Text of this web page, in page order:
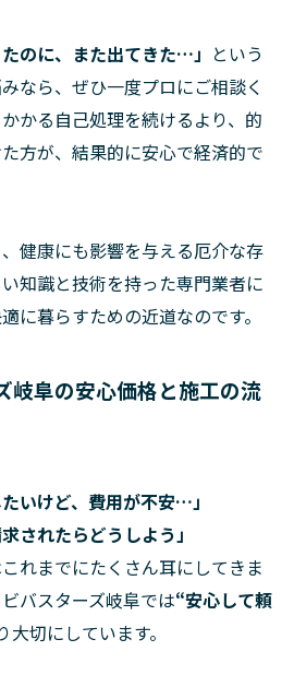
のに、また出てきた…」 という
なら、ぜひ一度プロにご相談く
かる自己処理を続けるより、的
方が、結果的に安心で経済的で
健康にも影響を与える厄介な存
知識と技術を持った専門業者に
に暮らすための近道なのです。
岐阜の安心価格と施工の流
いけど、費用が不安…」
されたらどうしよう」
れまでにたくさん耳にしてきま
バスターズ岐阜では“安心して頼
切にしています。